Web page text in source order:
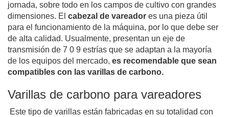
jornada, sobre todo en los campos de cultivo con grandes
dimensiones. El cabezal de vareador es una pieza útil
para el funcionamiento de la máquina, por lo que debe ser
de alta calidad. Usualmente, presentan un eje de
transmisión de 7 0 9 estrías que se adaptan a la mayoría
de los equipos del mercado, es recomendable que sean
compatibles con las varillas de carbono.
Varillas de carbono para vareadores
Este tipo de varillas están fabricadas en su totalidad con